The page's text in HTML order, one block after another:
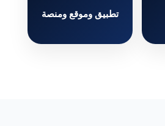
تطبيق وموقع ومنصة